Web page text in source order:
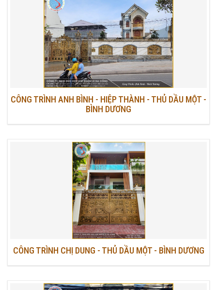
CÔNG TRÌNH ANH BÌNH - HIỆP THÀNH - THỦ DẦU MỘT -
BÌNH DƯƠNG
CÔNG TRÌNH CHỊ DUNG - THỦ DẦU MỘT - BÌNH DƯƠNG